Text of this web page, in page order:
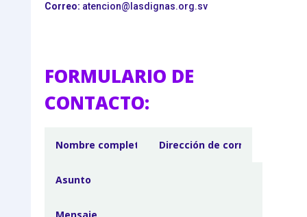
Correo: atencion@lasdignas.org.sv
FORMULARIO DE
CONTACTO: